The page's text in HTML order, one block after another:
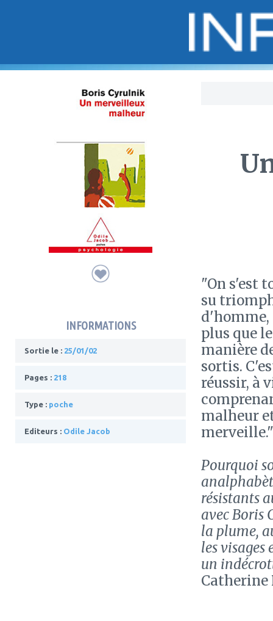
INFORMATIONS
Sortie le : 25/01/02
Pages : 218
Type : poche
Editeurs : Odile Jacob
"On s'est
su
d'homme,
plus que
manière
sortis.
réussir, à
malheur
merveille."
Pourquoi
résistants
avec Boris
la plume,
les visages
un
Catherine